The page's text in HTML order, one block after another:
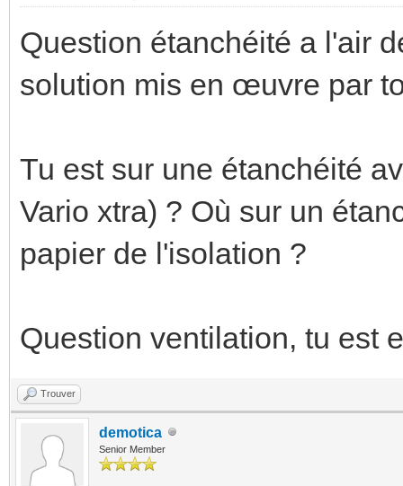
Question étanchéité a l'air
solution mis en œuvre par
Tu est sur une étanchéité
Vario xtra) ? Où sur un
papier de l'isolation ?
Question ventilation, tu est
Trouver
demotica
Senior Member